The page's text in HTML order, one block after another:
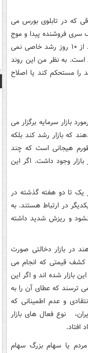
که در تابلوی بورس می
سری فروشنده پیدا و موج
سرکوب می شود. به همین دلیل و شاهد این هستیم که یا بازار بعد از ۱۰ روز رشد خاصی نمی
به نظر من این روند
را مستحکم کند یا اصلاح
بازار سرمایه برگزار می
که بازار رشد کند بلکه
هیجانی است که چند
وجود داشت. اگر این
تا دو هفته گذشته در
در ارتباط هستند. به
و ریزش شدید داشته
در بازار دخالتی صورت
کشف قیمتی که انجام می
بازار شده اند و اگر این
ترسند که عطای آن را به
و عدم اطمینانی که
نوع فعال های بازار
افتاد.
یا سهام بزرگ سهام